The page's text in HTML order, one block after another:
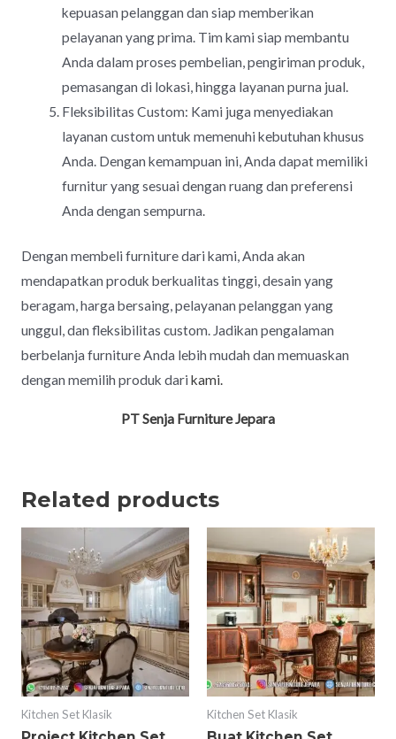
kepuasan pelanggan dan siap memberikan
pelayanan yang prima. Tim kami siap membantu
Anda dalam proses pembelian, pengiriman produk,
pemasangan di lokasi, hingga layanan purna jual.
Fleksibilitas Custom: Kami juga menyediakan
layanan custom untuk memenuhi kebutuhan khusus
Anda. Dengan kemampuan ini, Anda dapat memiliki
furnitur yang sesuai dengan ruang dan preferensi
Anda dengan sempurna.
Dengan membeli furniture dari kami, Anda akan
mendapatkan produk berkualitas tinggi, desain yang
beragam, harga bersaing, pelayanan pelanggan yang
unggul, dan fleksibilitas custom. Jadikan pengalaman
berbelanja furniture Anda lebih mudah dan memuaskan
dengan memilih produk dari kami.
PT Senja Furniture Jepara
Related products
Kitchen Set Klasik Kitchen Set Klasik